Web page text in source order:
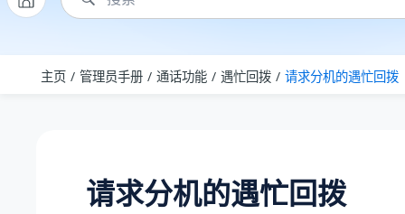
主页 管理员手册 通话功能 遇忙回拨 请求分机的遇忙回拨
请求分机的遇忙回拨